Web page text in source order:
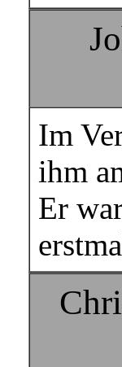
Im
ihm
Er